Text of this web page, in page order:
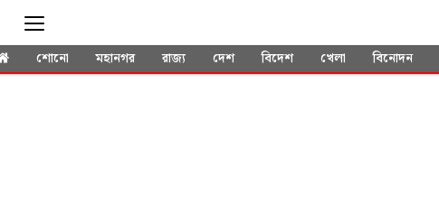
শোনো মহানগর রাজ্য দেশ বিদেশ খেলা বিনোদন